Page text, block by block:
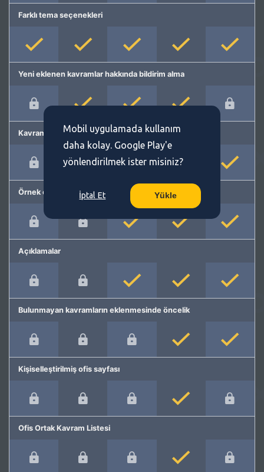
Farklı tema seçenekleri
Yeni eklenen kavramlar hakkında bildirim alma
Kavram önerme
Örnek cümleler
Açıklamalar
Bulunmayan kavramların eklenmesinde öncelik
Kişiselleştirilmiş ofis sayfası
Ofis Ortak Kavram Listesi
Mobil uygulamada kullanım
daha kolay. Google Play'e
yönlendirilmek ister misiniz?
İptal Et Yükle